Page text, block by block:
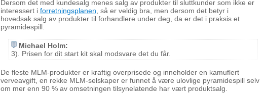
Dersom det med kundesalg menes salg av produkter til sluttkunder som ikke er
interessert i forretningsplanen , så er veldig bra, men dersom det betyr i
hovedsak salg av produkter til forhandlere under deg, da er det i praksis et
pyramidespill.
Michael Holm:
3). Prisen for dit start kit skal modsvare det du får.
De fleste MLM-produkter er kraftig overprisede og inneholder en kamuflert
verveavgift, en rekke MLM-selskaper er funnet å være ulovlige pyramidespill selv
om mer enn 90 % av omsetningen tilsynelatende har vært produktsalg.